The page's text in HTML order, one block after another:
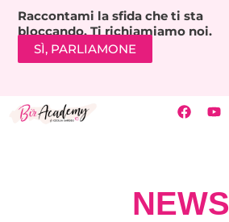
Raccontami la sfida che ti sta
bloccando. Ti richiamiamo noi.
SÌ, PARLIAMONE
NEWS